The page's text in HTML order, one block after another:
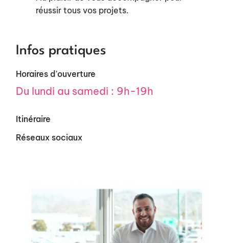
réussir tous vos projets.
Infos pratiques
Horaires d'ouverture
Du lundi au samedi : 9h-19h
Itinéraire
Réseaux sociaux